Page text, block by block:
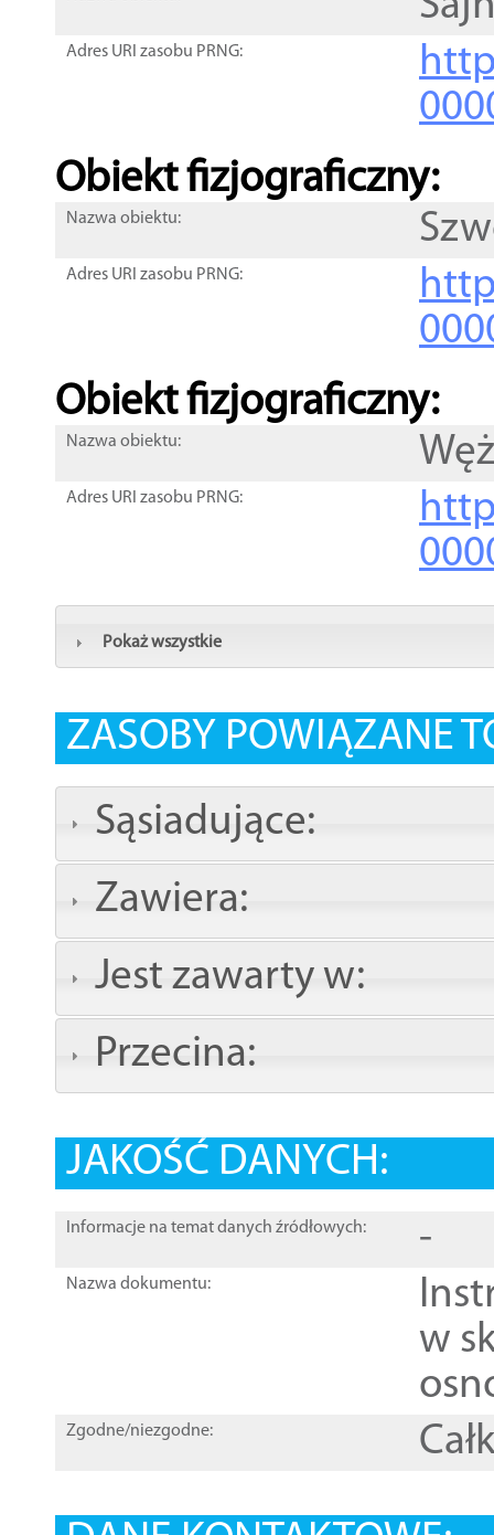
Adres URI zasobu PRNG:
Obiekt fizjograficzny:
Nazwa obiektu:
Adres URI zasobu PRNG:
Obiekt fizjograficzny:
Nazwa obiektu:
Adres URI zasobu PRNG:
Pokaż wszystkie
ZASOBY POWIĄZANE
Sąsiadujące:
Zawiera:
Jest zawarty w:
Przecina:
JAKOŚĆ DANYCH:
Informacje na temat danych źródłowych: -
Nazwa dokumentu:
w
Zgodne/niezgodne: